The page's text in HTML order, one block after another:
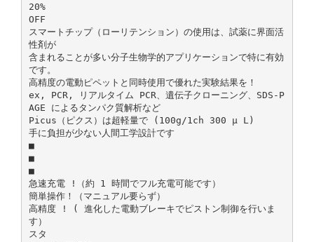
20%
OFF
スマートチップ（ローリテンション）の使用は、試薬に界面活
性剤が
含まれることが多い分子生物学的アプリケーションで特に有効
です。
高精度の電動ピペットと同時使用で優れた実験結果を！
ex, PCR, リアルタイム PCR、遺伝子クローニング、SDS-P
AGE によるタンパク質解析など
Picus（ピクス）は超軽量で (100g/1ch 300 μ L)
手に負担が少ない人間工学設計です
■
■
■
急速充電 !（約 1 時間でフル充電可能です）
簡単操作！（マニュアル要らず）
高精度 ! ( 進化した電動ブレーキでピストン制御を行いま
す）
スタ